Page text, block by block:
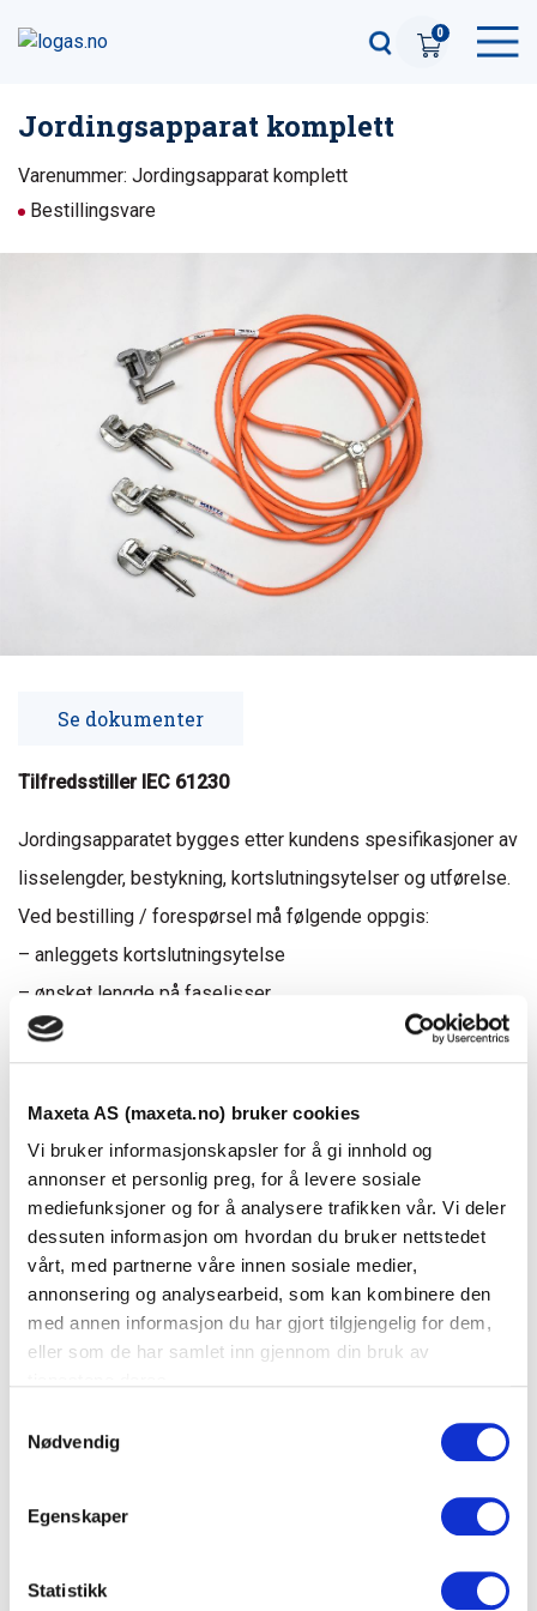
Maxeta AS (maxeta.no) bruker cookies
Vi bruker informasjonskapsler for å gi innhold og
annonser et personlig preg, for å levere sosiale
mediefunksjoner og for å analysere trafikken vår. Vi deler
dessuten informasjon om hvordan du bruker nettstedet
vårt, med partnerne våre innen sosiale medier,
annonsering og analysearbeid, som kan kombinere den
med annen informasjon du har gjort tilgjengelig for dem,
eller som de har samlet inn gjennom din bruk av
Nødvendig
Egenskaper
Statistikk
0
Se dokumenter
Tilfredsstiller IEC 61230
Jordingsapparatet bygges etter kundens spesifikasjoner av
lisselengder, bestykning, kortslutningsytelser og utførelse.
Ved bestilling / forespørsel må følgende oppgis:
– anleggets kortslutningsytelse
– ønsket lengde på faselisser
– ønsket lengde på jordlisse
– type faseklemmer
– type jordklemme
Benytt bestillingsskjema for spesifikasjon av komplett
apparat.
Dokumenter
Produktark
Bestillingsskjema
Jordingsapparat komplett
Varenummer: Jordingsapparat komplett
Bestillingsvare